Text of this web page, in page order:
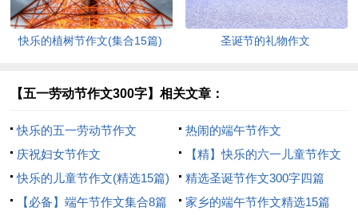
快乐的植树节作文(集合15篇) 圣诞节的礼物作文
【五一劳动节作文300字】相关文章：
快乐的五一劳动节作文
热闹的端午节作文
庆祝妇女节作文
【精】快乐的六一儿童节作文
快乐的儿童节作文(精选15篇)
精选圣诞节作文300字四篇
【必备】端午节作文集合8篇
家乡的端午节作文精选15篇